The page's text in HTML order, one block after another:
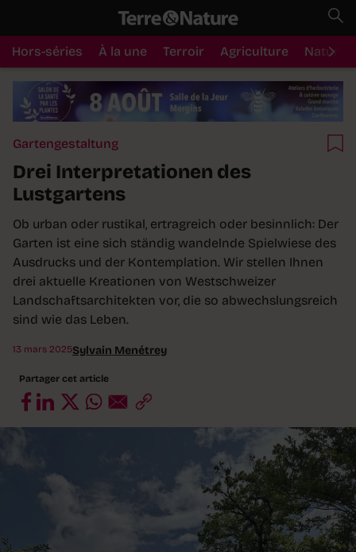
Hors-séries À la une Terroir Agriculture Nature
Gartengestaltung
Drei Interpretationen des
Lustgartens
Ob urban oder rustikal, ertragreich oder besinnlich: Der
Garten ist eine sich ständig wandelnde Spielwiese des
Ausdrucks und der Kontemplation. Wir stellen Ihnen
drei aktuelle Kreationen von Westschweizer
Landschaftsarchitekten vor, die so abwechslungsreich
sind wie das Leben.
13 mars 2025Sylvain Menétrey
Partager cet article